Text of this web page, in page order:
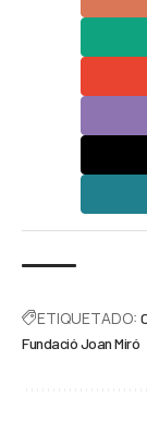
ETIQUETADO:
Fundació Joan Miró